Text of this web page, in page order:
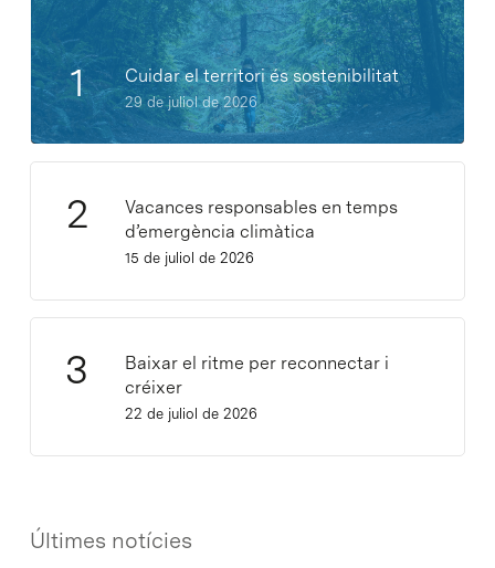
Cuidar el territori és sostenibilitat
29 de juliol de 2026
Vacances responsables en temps
d’emergència climàtica
15 de juliol de 2026
Baixar el ritme per reconnectar i
créixer
22 de juliol de 2026
Últimes notícies